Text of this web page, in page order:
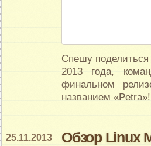
Спешу
2013 года,
финальном
названием «Petra»!
Обзор Linux
25.11.2013